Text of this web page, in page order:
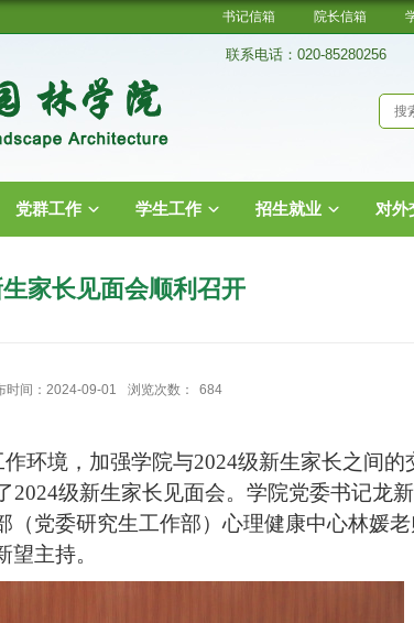
书记信箱 院长信箱
联系电话：020-85280256
党群工作 学生工作 招生就业 对外
家长见面会顺利召开
时间：2024-09-01 浏览次数： 684
环境，加强学院与2024级新生家长之间
级新生家长见面会。学院党委书记龙
党委研究生工作部）心理健康中心林媛
主持。